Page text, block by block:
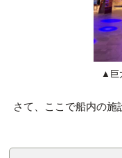
▲巨
さて、ここで船内の施